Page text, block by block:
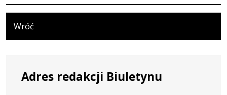
Wróć
Adres redakcji Biuletynu